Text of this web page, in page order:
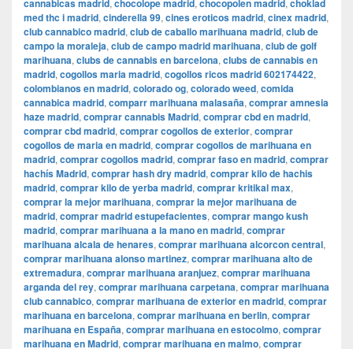
cannabicas madrid, chocolope madrid, chocopolen madrid, choklad
med thc i madrid, cinderella 99, cines eroticos madrid, cinex madrid,
club cannabico madrid, club de caballo marihuana madrid, club de
campo la moraleja, club de campo madrid marihuana, club de golf
marihuana, clubs de cannabis en barcelona, clubs de cannabis en
madrid, cogollos maria madrid, cogollos ricos madrid 602174422,
colombianos en madrid, colorado og, colorado weed, comida
cannabica madrid, comparr marihuana malasaña, comprar amnesia
haze madrid, comprar cannabis Madrid, comprar cbd en madrid,
comprar cbd madrid, comprar cogollos de exterior, comprar
cogollos de maria en madrid, comprar cogollos de marihuana en
madrid, comprar cogollos madrid, comprar faso en madrid, comprar
hachís Madrid, comprar hash dry madrid, comprar kilo de hachis
madrid, comprar kilo de yerba madrid, comprar kritikal max,
comprar la mejor marihuana, comprar la mejor marihuana de
madrid, comprar madrid estupefacientes, comprar mango kush
madrid, comprar marihuana a la mano en madrid, comprar
marihuana alcala de henares, comprar marihuana alcorcon central,
comprar marihuana alonso martinez, comprar marihuana alto de
extremadura, comprar marihuana aranjuez, comprar marihuana
arganda del rey, comprar marihuana carpetana, comprar marihuana
club cannabico, comprar marihuana de exterior en madrid, comprar
marihuana en barcelona, comprar marihuana en berlin, comprar
marihuana en España, comprar marihuana en estocolmo, comprar
marihuana en Madrid, comprar marihuana en malmo, comprar